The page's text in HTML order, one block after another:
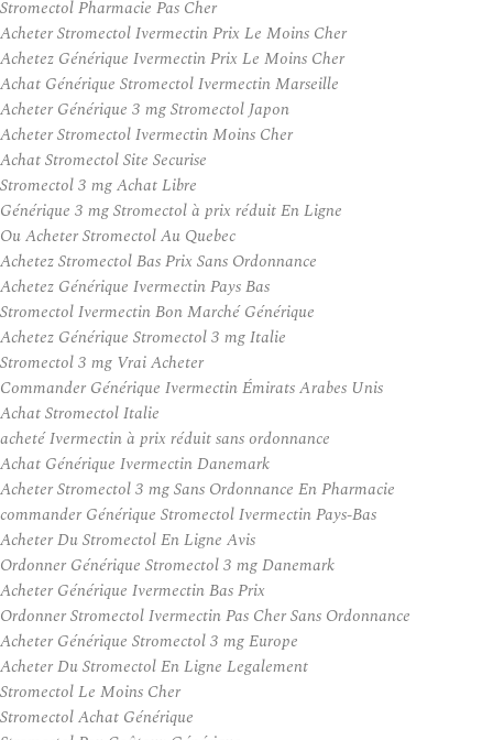
Stromectol Pharmacie Pas Cher
Acheter Stromectol Ivermectin Prix Le Moins Cher
Achetez Générique Ivermectin Prix Le Moins Cher
Achat Générique Stromectol Ivermectin Marseille
Acheter Générique 3 mg Stromectol Japon
Acheter Stromectol Ivermectin Moins Cher
Achat Stromectol Site Securise
Stromectol 3 mg Achat Libre
Générique 3 mg Stromectol à prix réduit En Ligne
Ou Acheter Stromectol Au Quebec
Achetez Stromectol Bas Prix Sans Ordonnance
Achetez Générique Ivermectin Pays Bas
Stromectol Ivermectin Bon Marché Générique
Achetez Générique Stromectol 3 mg Italie
Stromectol 3 mg Vrai Acheter
Commander Générique Ivermectin Émirats Arabes Unis
Achat Stromectol Italie
acheté Ivermectin à prix réduit sans ordonnance
Achat Générique Ivermectin Danemark
Acheter Stromectol 3 mg Sans Ordonnance En Pharmacie
commander Générique Stromectol Ivermectin Pays-Bas
Acheter Du Stromectol En Ligne Avis
Ordonner Générique Stromectol 3 mg Danemark
Acheter Générique Ivermectin Bas Prix
Ordonner Stromectol Ivermectin Pas Cher Sans Ordonnance
Acheter Générique Stromectol 3 mg Europe
Acheter Du Stromectol En Ligne Legalement
Stromectol Le Moins Cher
Stromectol Achat Générique